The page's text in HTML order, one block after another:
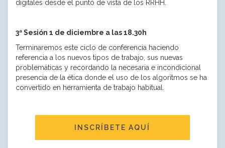
digitales desde el punto de vista de los RRHH.
3ª Sesión 1 de diciembre a las 18.30h
Terminaremos este ciclo de conferencia haciendo
referencia a los nuevos tipos de trabajo, sus nuevas
problemáticas y recordando la necesaria e incondicional
presencia de la ética donde el uso de los algoritmos se ha
convertido en herramienta de trabajo habitual.
INSCRÍBETE AQUÍ